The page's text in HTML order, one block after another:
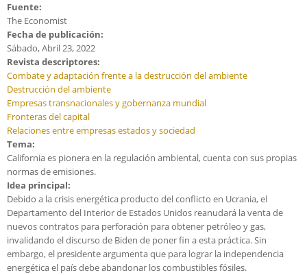
Fuente:
The Economist
Fecha de publicación:
Sábado, Abril 23, 2022
Revista descriptores:
Combate y adaptación frente a la destrucción del ambiente
Destrucción del ambiente
Empresas transnacionales y gobernanza mundial
Fronteras del capital
Relaciones entre empresas estados y sociedad
Tema:
California es pionera en la regulación ambiental, cuenta con sus propias
normas de emisiones.
Idea principal:
Debido a la crisis energética producto del conflicto en Ucrania, el
Departamento del Interior de Estados Unidos reanudará la venta de
nuevos contratos para perforación para obtener petróleo y gas,
invalidando el discurso de Biden de poner fin a esta práctica. Sin
embargo, el presidente argumenta que para lograr la independencia
energética el país debe abandonar los combustibles fósiles.